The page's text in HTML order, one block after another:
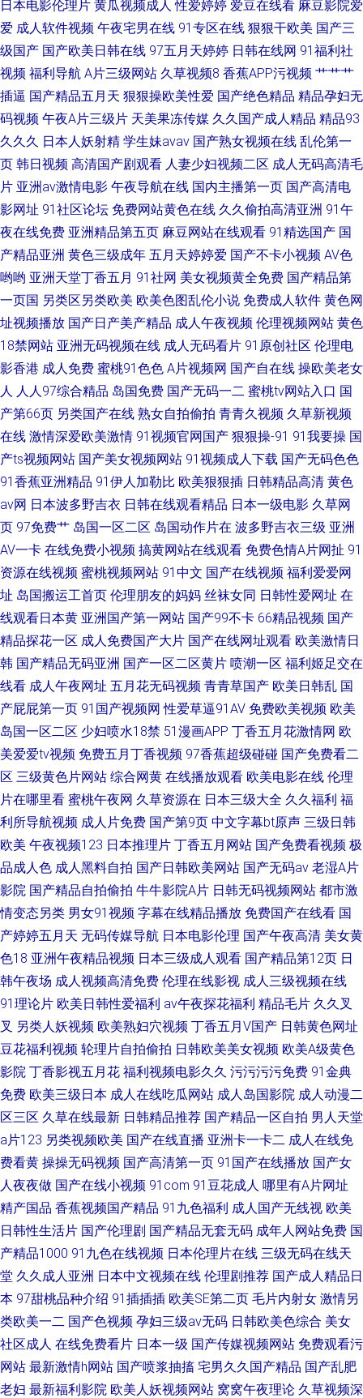
日本电影伦理片 黄瓜视频成人 性爱婷婷 爱豆在线看 麻豆影院爱
爱 成人软件视频 午夜宅男在线 91专区在线 狠狠干欧美 国产三
级国产 国产欧美日韩在线 97五月天婷婷 日韩在线网 91福利社
视频 福利导航 A片三级网站 久草视频8 香蕉APP污视频 艹艹艹
插逼 国产精品五月天 狠狠操欧美性爱 国产绝色精品 精品孕妇无
码视频 午夜A片三级片 天美果冻传媒 久久国产成人精品 精品93
久久久 日本人妖射精 学生妹avav 国产熟女视频在线 乱伦第一
页 韩日视频 高清国产剧观看 人妻少妇视频二区 成人无码高清毛
片 亚洲av激情电影 午夜导航在线 国内主播第一页 国产高清电
影网址 91社区论坛 免费网站黄色在线 久久偷拍高清亚洲 91午
夜在线免费 亚洲精品第五页 麻豆网站在线观看 91精选国产 国
产精品亚洲 黄色三级成年 五月天婷婷爱 国产不卡小视频 AV色
哟哟 亚洲天堂丁香五月 91社网 美女视频黄全免费 国产精品第
一页国 另类区另类欧美 欧美色图乱伦小说 免费成人软件 黄色网
址视频播放 国产日产美产精品 成人午夜视频 伦理视频网站 黄色
18禁网站 亚洲无码视频在线 成人无码看片 91原创社区 伦理电
影香港 成人免费 蜜桃91色色 A片视频网 国产自在线 操欧美老女
人 人人97综合精品 岛国免费 国产无码一二 蜜桃tv网站入口 国
产第66页 另类国产在线 熟女自拍偷拍 青青久视频 久草新视频
在线 激情深爱欧美激情 91视频官网国产 狠狠操-91 91我要操 国
产ts视频网站 国产美女视频网站 91视频成人下载 国产无码色色
91香蕉亚洲精品 91伊人加勒比 欧美狠狠插 日韩精品高清 黄色
av网 日本波多野吉衣 日韩在线观看精品 日本一级电影 久草网
页 97免费艹 岛国一区二区 岛国动作片在 波多野吉衣三级 亚洲
AV一卡 在线免费小视频 搞黄网站在线观看 免费色情A片网扯 91
资源在线视频 蜜桃视频网站 91中文 国产在线视频 福利爱爱网
址 岛国搬运工首页 伦理朋友的妈妈 丝袜女同 日韩性爱网址 在
线观看日本黄 亚洲国产第一网站 国产99不卡 66精品视频 国产
精品探花一区 成人免费国产大片 国产在线网址观看 欧美激情日
韩 国产精品无码亚洲 国产一区二区黄片 喷潮一区 福利姬足交在
线看 成人午夜网址 五月花无码视频 青青草国产 欧美日韩乱 国
产屁屁第一页 91国产视频网 性爱草逼91AV 免费欧美视频 欧美
岛国一区二区 少妇喷水18禁 51漫画APP 丁香五月花激情网 欧
美爱爱tv视频 免费五月丁香视频 97香蕉超级碰碰 国产免费看二
区 三级黄色片网站 综合网黄 在线播放观看 欧美电影在线 伦理
片在哪里看 蜜桃午夜网 久草资源在 日本三级大全 久久福利 福
利所导航视频 成人片免费 国产第9页 中文字幕bt原声 三级日韩
欧美 午夜视频123 日本推理片 丁香五月网站 国产免费看视频 极
品成人色 成人黑料自拍 国产日韩欧美网站 国产无码av 老湿A片
影院 国产精品自拍偷拍 牛牛影院A片 日韩无码视频网站 都市激
情变态另类 男女91视频 字幕在线精品播放 免费国产在线看 国
产婷婷五月天 无码传媒导航 日本电影伦理 国产午夜高清 美女黄
色18 亚洲午夜精品视频 日本三级成人观看 国产精品第12页 日
韩午夜场 成人视频高清免费 伦理在线影视 成人三级视频在线
91理论片 欧美日韩性爱福利 av午夜探花福利 精品毛片 久久叉
叉 另类人妖视频 欧美熟妇穴视频 丁香五月V国产 日韩黄色网址
豆花福利视频 轮理片自拍偷拍 日韩欧美美女视频 欧美A级黄色
影院 丁香影视五月花 福利视频电影久久 污污污污免费 91金典
免费 欧美三级日本 成人在线吃瓜网站 成人岛国影院 成人动漫二
区三区 久草在线最新 日韩精品推荐 国产精品一区自拍 男人天堂
a片123 另类视频欧美 国产在线直播 亚洲卡一卡二 成人在线免
费看黄 操操无码视频 国产高清第一页 91国产在线播放 国产女
人夜夜做 国产在线小视频 91com 91豆花成人 哪里有A片网址
精产国品 香蕉视频国产精品 91九色福利 成人国产无线视 欧美
日韩性生活片 国产伦理剧 国产精品无套无码 成年人网站免费 国
产精品1000 91九色在线视频 日本伦理片在线 三级无码在线天
堂 久久成人亚洲 日本中文视频在线 伦理剧推荐 国产成人精品日
本 97甜桃品种介绍 91插插插 欧美SE第二页 毛片内射女 激情另
类欧美一二 国产色视频 孕妇三级av无码 日韩欧美色综合 美女
社区成人 在线免费看片 日本一级 国产传媒视频网站 免费观看污
网站 最新激情h网站 国产喷浆抽搐 宅男久久国产精品 国产乱肥
老妇 最新福利影院 欧美人妖视频网站 窝窝午夜理论 久草视频深